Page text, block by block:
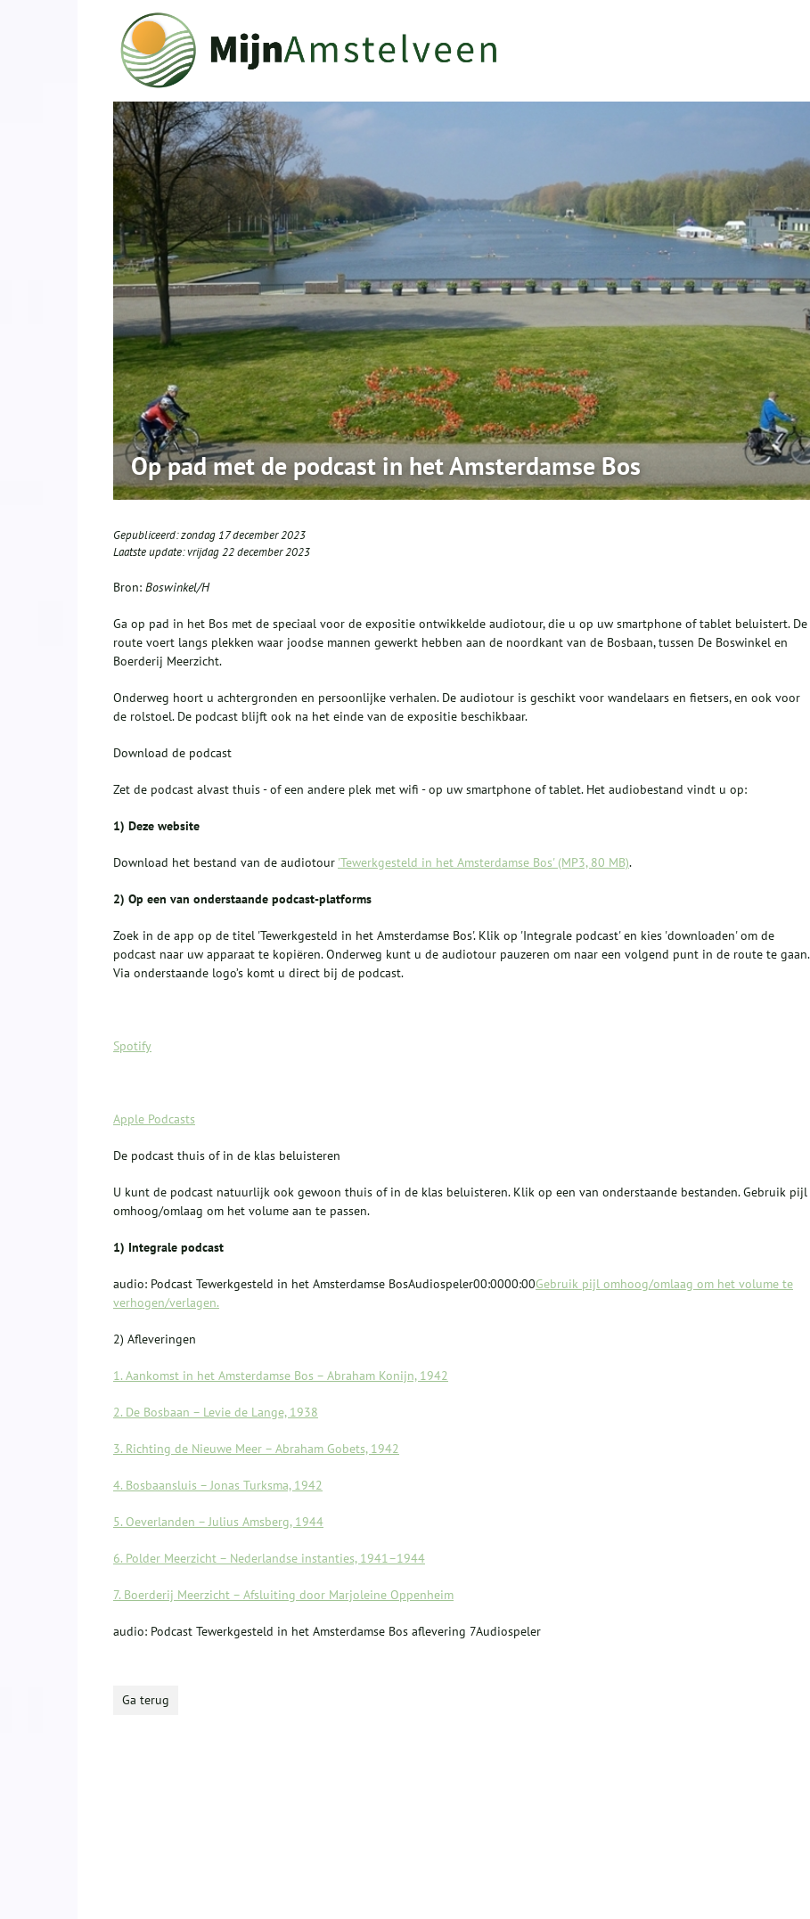
Op pad met de podcast in het Amsterdamse Bos
Gepubliceerd:zondag 17 december 2023
Laatste update:vrijdag 22 december 2023
Bron: Boswinkel/H
Ga op pad in het Bos met de speciaal voor de expositie ontwikkelde audiotour, die u op uw smartphone of tablet beluistert. De
route voert langs plekken waar joodse mannen gewerkt hebben aan de noordkant van de Bosbaan, tussen De Boswinkel en
Boerderij Meerzicht.
Onderweg hoort u achtergronden en persoonlijke verhalen. De audiotour is geschikt voor wandelaars en fietsers, en ook voor
de rolstoel. De podcast blijft ook na het einde van de expositie beschikbaar.
Download de podcast
Zet de podcast alvast thuis - of een andere plek met wifi - op uw smartphone of tablet. Het audiobestand vindt u op:
1) Deze website
Download het bestand van de audiotour 'Tewerkgesteld in het Amsterdamse Bos' (MP3, 80 MB).
2) Op een van onderstaande podcast-platforms
Zoek in de app op de titel 'Tewerkgesteld in het Amsterdamse Bos'. Klik op 'Integrale podcast' en kies 'downloaden' om de
podcast naar uw apparaat te kopiëren. Onderweg kunt u de audiotour pauzeren om naar een volgend punt in de route te gaan.
Via onderstaande logo’s komt u direct bij de podcast.
Spotify
Apple Podcasts
De podcast thuis of in de klas beluisteren
U kunt de podcast natuurlijk ook gewoon thuis of in de klas beluisteren. Klik op een van onderstaande bestanden. Gebruik pijl
omhoog/omlaag om het volume aan te passen.
1) Integrale podcast
audio: Podcast Tewerkgesteld in het Amsterdamse BosAudiospeler00:0000:00Gebruik pijl omhoog/omlaag om het volume te
verhogen/verlagen.
2) Afleveringen
1. Aankomst in het Amsterdamse Bos – Abraham Konijn, 1942
2. De Bosbaan – Levie de Lange, 1938
3. Richting de Nieuwe Meer – Abraham Gobets, 1942
4. Bosbaansluis – Jonas Turksma, 1942
5. Oeverlanden – Julius Amsberg, 1944
6. Polder Meerzicht – Nederlandse instanties, 1941–1944
7. Boerderij Meerzicht – Afsluiting door Marjoleine Oppenheim
audio: Podcast Tewerkgesteld in het Amsterdamse Bos aflevering 7Audiospeler
Ga terug